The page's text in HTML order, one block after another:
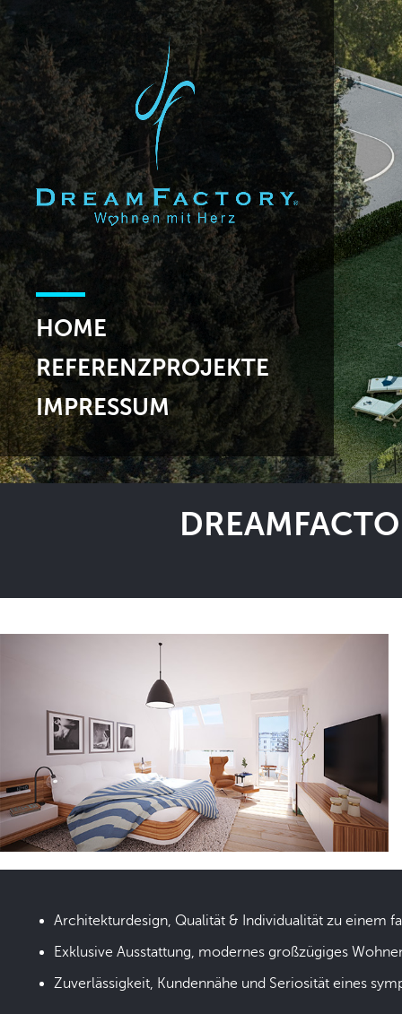
HOME
REFERENZPROJEKTE
IMPRESSUM
Architekturdesign, Qualität & Individualität zu einem
Exklusive Ausstattung, modernes großzügiges
Zuverlässigkeit, Kundennähe und Seriosität eines